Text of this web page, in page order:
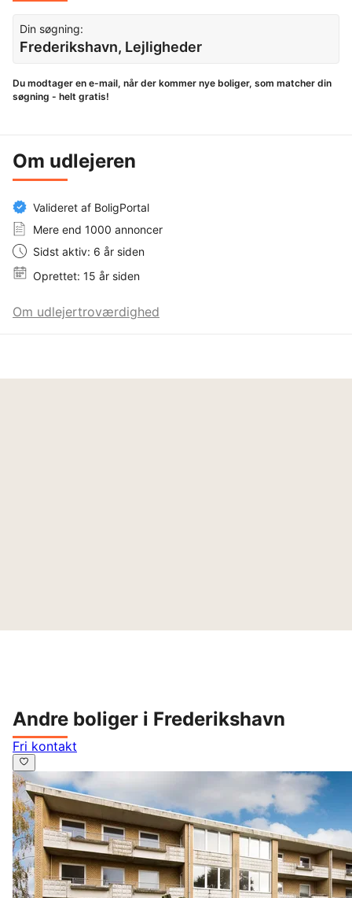
Din søgning:
Frederikshavn, Lejligheder
Du modtager en e-mail, når der kommer nye boliger, som matcher din
søgning - helt gratis!
Om udlejeren
Valideret af BoligPortal
Mere end 1000 annoncer
Sidst aktiv: 6 år siden
Oprettet: 15 år siden
Om udlejertroværdighed
Andre boliger i Frederikshavn
Fri kontakt